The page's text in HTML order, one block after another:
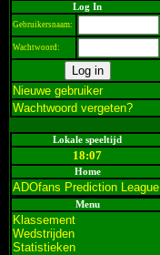
Log In
Gebruikersnaam:
Wachtwoord:
Nieuwe gebruiker
Wachtwoord vergeten?
Lokale speeltijd
18:07
Home
ADOfans Prediction League
Menu
Klassement
Wedstrijden
Statistieken